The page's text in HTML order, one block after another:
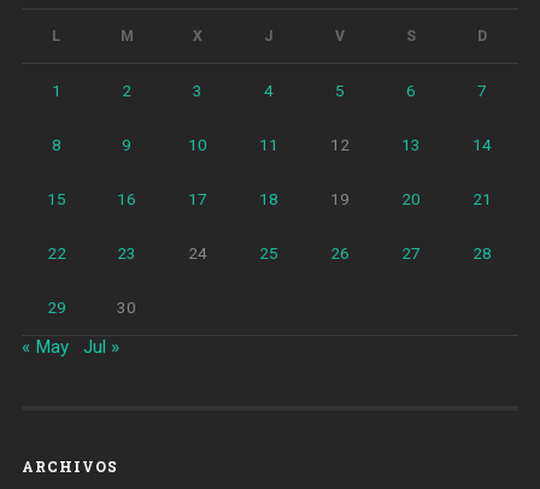
L M X J V S D
1 2 3 4 5 6 7
8 9 10 11 12 13 14
15 16 17 18 19 20 21
22 23 24 25 26 27 28
29 30
« May Jul »
ARCHIVOS